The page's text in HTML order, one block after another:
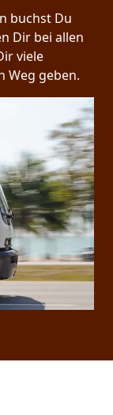
buchst Du
Dir bei allen
viele
Weg geben.